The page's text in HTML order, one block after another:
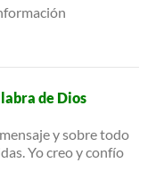
de Dios
y sobre todo
Yo creo y confío